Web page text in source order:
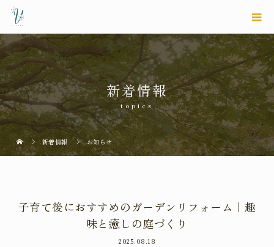
新着情報
topics
新着情報 お知らせ
子育て後におすすめのガーデンリフォーム｜趣
味と癒しの庭づくり
2025.08.18